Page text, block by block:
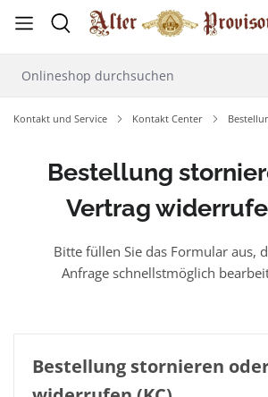
springen
Kontakt und Service Kontakt Center
Bestellung
Vertrag
Bitte füllen Sie das Formular aus,
Anfrage schnellstmöglich
Bestellung stornieren